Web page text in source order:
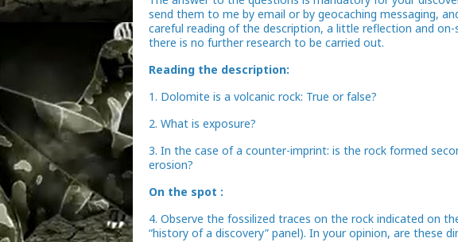
send them to me by email or by geocaching messaging,
careful reading of the description, a little reflection and
there is no further research to be carried out.
Reading the description:
1. Dolomite is a volcanic rock: True or false?
2. What is exposure?
3. In the case of a counter-imprint: is the rock formed
erosion?
On the spot :
4. Observe the fossilized traces on the rock indicated on
“history of a discovery” panel). In your opinion, are these